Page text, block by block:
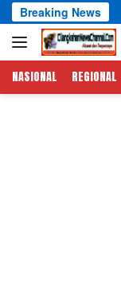
Langsung
ke
konten
Breaking News
Kepala
NASIONAL REGIONAL